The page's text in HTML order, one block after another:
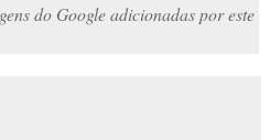
do Google adicionadas por este